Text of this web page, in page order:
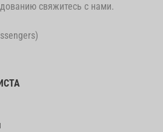
свяжитесь с нами.